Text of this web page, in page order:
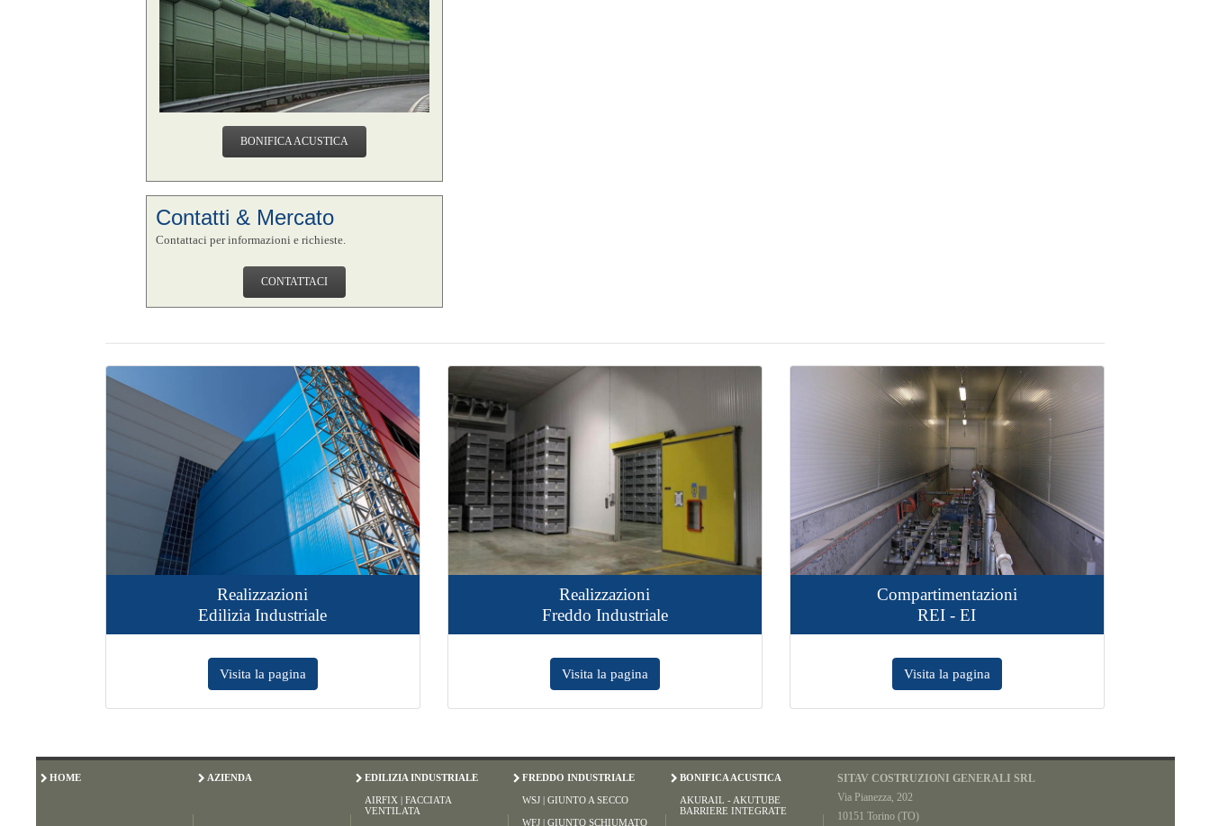
BONIFICA ACUSTICA
Contatti & Mercato
Contattaci per informazioni e richieste.
CONTATTACI
Edilizia Industriale
Compartimentazioni
HOME AZIENDA EDILIZIA INDUSTRIALE
AIRFIX | FACCIATA
VENTILATA
FREDDO INDUSTRIALE
WSJ | GIUNTO A SECCO
WFJ | GIUNTO SCHIUMATO
BONIFICA ACUSTICA
AKURAIL - AKUTUBE
BARRIERE INTEGRATE
SITAV COSTRUZIONI GENERALI SRL
Via Pianezza, 202
10151 Torino (TO)